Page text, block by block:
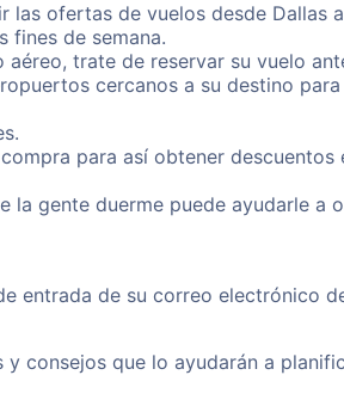
ofertas de vuelos desde Dallas
fines de semana.
trate de reservar su vuelo
cercanos a su destino
para así obtener descuentos
la gente duerme puede ayudarle a
entrada de su correo electrónico
consejos que lo ayudarán a